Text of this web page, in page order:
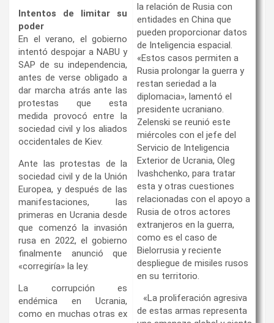
la relación de Rusia con
entidades en China que
pueden proporcionar datos
de Inteligencia espacial.
«Estos casos permiten a
Rusia prolongar la guerra y
restan seriedad a la
diplomacia», lamentó el
presidente ucraniano.
Zelenski se reunió este
miércoles con el jefe del
Servicio de Inteligencia
Exterior de Ucrania, Oleg
Ivashchenko, para tratar
esta y otras cuestiones
relacionadas con el apoyo a
Rusia de otros actores
extranjeros en la guerra,
como es el caso de
Bielorrusia y reciente
despliegue de misiles rusos
en su territorio.
«La proliferación agresiva
de estas armas representa
Intentos de limitar su
poder
En el verano, el gobierno
intentó despojar a NABU y
SAP de su independencia,
antes de verse obligado a
dar marcha atrás ante las
protestas que esta
medida provocó entre la
sociedad civil y los aliados
occidentales de Kiev.
Ante las protestas de la
sociedad civil y de la Unión
Europea, y después de las
manifestaciones, las
primeras en Ucrania desde
que comenzó la invasión
rusa en 2022, el gobierno
finalmente anunció que
«corregiría» la ley.
La corrupción es
endémica en Ucrania,
como en muchas otras ex